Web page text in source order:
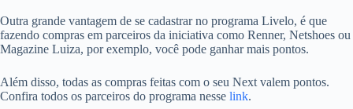
Outra grande vantagem de se cadastrar no programa Livelo, é que
fazendo compras em parceiros da iniciativa como Renner, Netshoes ou
Magazine Luiza, por exemplo, você pode ganhar mais pontos.
Além disso, todas as compras feitas com o seu Next valem pontos.
Confira todos os parceiros do programa nesse link.